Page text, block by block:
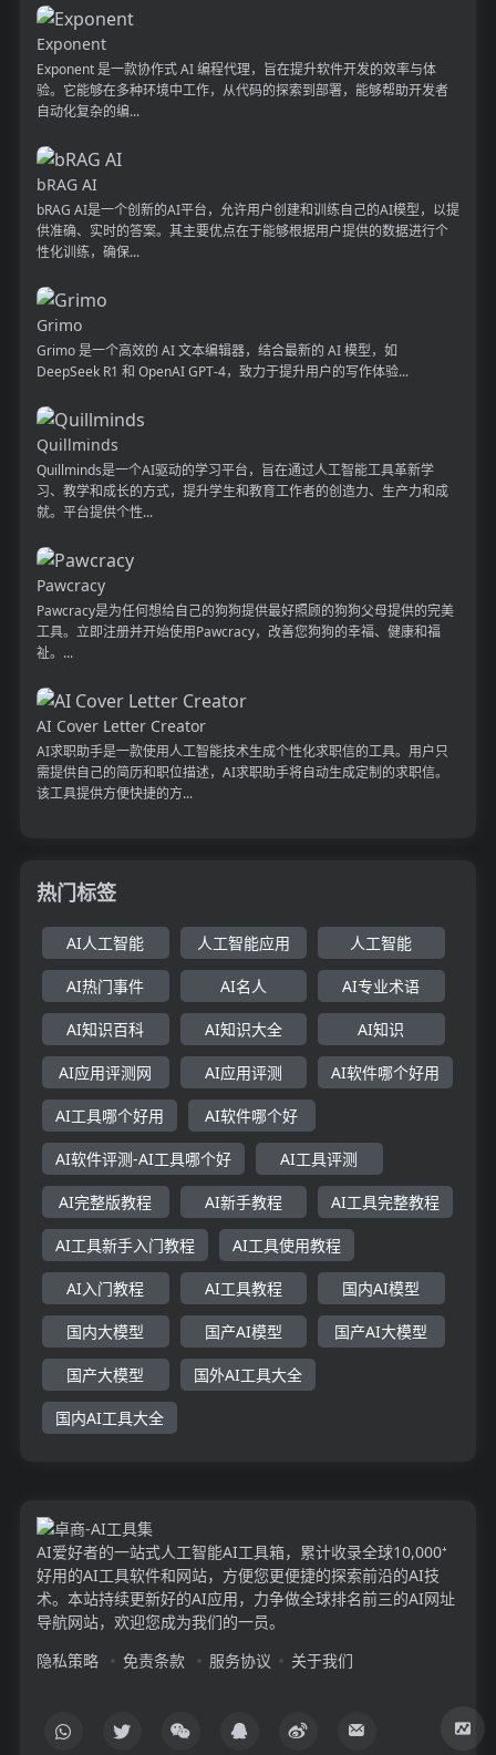
Exponent
Exponent 是一款协作式 AI 编程代理，旨在提升软件开发的效率与体
验。它能够在多种环境中工作，从代码的探索到部署，能够帮助开发者
自动化复杂的编...
bRAG AI
bRAG AI是一个创新的AI平台，允许用户创建和训练自己的AI模型，以提
供准确、实时的答案。其主要优点在于能够根据用户提供的数据进行个
性化训练，确保...
Grimo
Grimo 是一个高效的 AI 文本编辑器，结合最新的 AI 模型，如
DeepSeek R1 和 OpenAI GPT-4，致力于提升用户的写作体验...
Quillminds
Quillminds是一个AI驱动的学习平台，旨在通过人工智能工具革新学
习、教学和成长的方式，提升学生和教育工作者的创造力、生产力和成
就。平台提供个性...
Pawcracy
Pawcracy是为任何想给自己的狗狗提供最好照顾的狗狗父母提供的完美
工具。立即注册并开始使用Pawcracy，改善您狗狗的幸福、健康和福
祉。...
AI Cover Letter Creator
AI求职助手是一款使用人工智能技术生成个性化求职信的工具。用户只
需提供自己的简历和职位描述，AI求职助手将自动生成定制的求职信。
该工具提供方便快捷的方...
热门标签
AI人工智能 人工智能应用 人工智能
AI热门事件 AI名人 AI专业术语
AI知识百科 AI知识大全 AI知识
AI应用评测网 AI应用评测 AI软件哪个好用
AI工具哪个好用 AI软件哪个好
AI软件评测-AI工具哪个好 AI工具评测
AI完整版教程 AI新手教程 AI工具完整教程
AI工具新手入门教程 AI工具使用教程
AI入门教程 AI工具教程 国内AI模型
国内大模型 国产AI模型 国产AI大模型
国产大模型 国外AI工具大全
国内AI工具大全
AI爱好者的一站式人工智能AI工具箱，累计收录全球10,000⁺
好用的AI工具软件和网站，方便您更便捷的探索前沿的AI技
术。本站持续更新好的AI应用，力争做全球排名前三的AI网址
导航网站，欢迎您成为我们的一员。
隐私策略
免责条款 服务协议 关于我们